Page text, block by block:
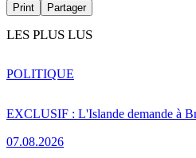
Print Partager
LES PLUS LUS
EXCLUSIF : L'Islande demande à
07.08.2026
POLITIQUE